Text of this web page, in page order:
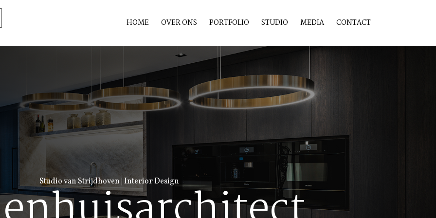
HOME OVER ONS PORTFOLIO STUDIO MEDIA CONTACT
Studio van Strijdhoven | Interior Design